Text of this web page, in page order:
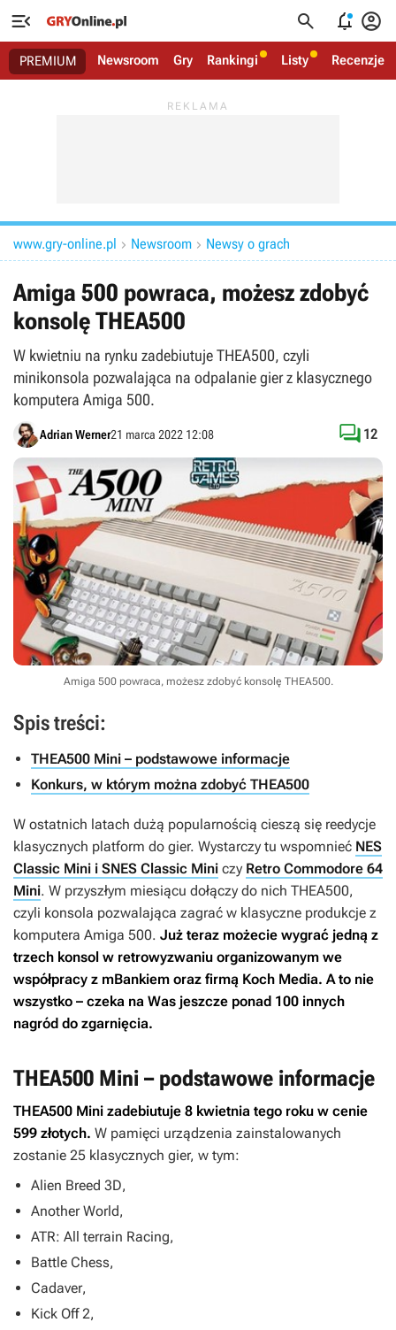
   
PREMIUM Newsroom Gry Rankingi Listy Recenzje
www.gry-online.pl  Newsroom  Newsy o grach
Amiga 500 powraca, możesz zdobyć
konsolę THEA500
W kwietniu na rynku zadebiutuje THEA500, czyli
minikonsola pozwalająca na odpalanie gier z klasycznego
komputera Amiga 500.
Adrian Werner21 marca 2022 12:08  12
Amiga 500 powraca, możesz zdobyć konsolę THEA500.
Spis treści:
THEA500 Mini – podstawowe informacje
Konkurs, w którym można zdobyć THEA500
W ostatnich latach dużą popularnością cieszą się reedycje
klasycznych platform do gier. Wystarczy tu wspomnieć NES
Classic Mini i SNES Classic Mini czy Retro Commodore 64
Mini. W przyszłym miesiącu dołączy do nich THEA500,
czyli konsola pozwalająca zagrać w klasyczne produkcje z
komputera Amiga 500. Już teraz możecie wygrać jedną z
trzech konsol w retrowyzwaniu organizowanym we
współpracy z mBankiem oraz firmą Koch Media. A to nie
wszystko – czeka na Was jeszcze ponad 100 innych
nagród do zgarnięcia.
THEA500 Mini – podstawowe informacje
THEA500 Mini zadebiutuje 8 kwietnia tego roku w cenie
599 złotych. W pamięci urządzenia zainstalowanych
zostanie 25 klasycznych gier, w tym:
Alien Breed 3D,
Another World,
ATR: All terrain Racing,
Battle Chess,
Cadaver,
Kick Off 2,